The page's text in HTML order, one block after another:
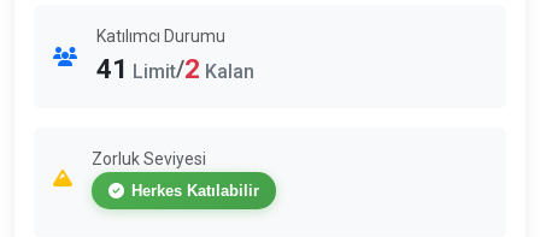
Katılımcı Durumu
41 Limit/2 Kalan
Zorluk Seviyesi
Herkes Katılabilir